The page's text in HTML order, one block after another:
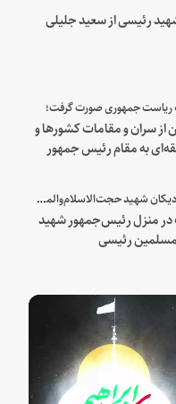
رئیسی از سعید جلیلی
ریاست جمهوری صورت گرفت؛
احترام 90 تن از سران و مقامات کشورها و
به مقام رئیس جمهور
در جمع خانواده و نزدیکان شهید حجت‌الاسلام‌والمسلمین رئیسی:
در منزل رئیس‌جمهور شهید
رئیسی